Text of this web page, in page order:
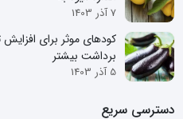
7 آذر 1403
کودهای موثر برای افزایش
برداشت بیشتر
5 آذر 1403
دسترسی سریع